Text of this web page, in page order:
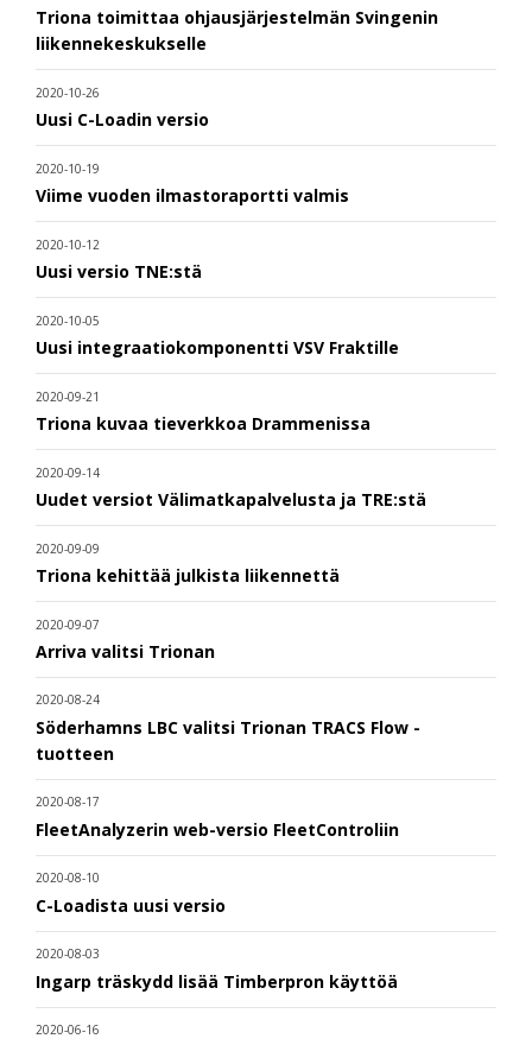
Triona toimittaa ohjausjärjestelmän Svingenin
liikennekeskukselle
2020-10-26
Uusi C-Loadin versio
2020-10-19
Viime vuoden ilmastoraportti valmis
2020-10-12
Uusi versio TNE:stä
2020-10-05
Uusi integraatiokomponentti VSV Fraktille
2020-09-21
Triona kuvaa tieverkkoa Drammenissa
2020-09-14
Uudet versiot Välimatkapalvelusta ja TRE:stä
2020-09-09
Triona kehittää julkista liikennettä
2020-09-07
Arriva valitsi Trionan
2020-08-24
Söderhamns LBC valitsi Trionan TRACS Flow -
tuotteen
2020-08-17
FleetAnalyzerin web-versio FleetControliin
2020-08-10
C-Loadista uusi versio
2020-08-03
Ingarp träskydd lisää Timberpron käyttöä
2020-06-16